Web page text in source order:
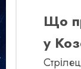
Що
у